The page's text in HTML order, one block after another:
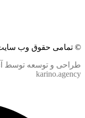
© تمامی حقوق وب سایت
طراحی و توسعه توسط
karino.agency